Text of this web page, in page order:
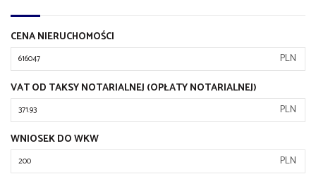
CENA NIERUCHOMOŚCI
PLN
VAT OD TAKSY NOTARIALNEJ (OPŁATY NOTARIALNEJ)
PLN
WNIOSEK DO WKW
PLN